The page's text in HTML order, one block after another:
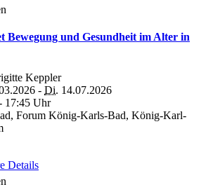
Bewegung und Gesundheit im Alter in
Keppler
- Di. 14.07.2026
17:45 Uhr
Forum König-Karls-Bad, König-Karl-
Details